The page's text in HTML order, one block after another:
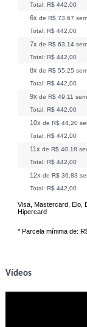
Total: R$ 442,00
6x de R$ 73,67
Total: R$ 442,00
7x de R$ 63,14
Total: R$ 442,00
8x de R$ 55,25
Total: R$ 442,00
9x de R$ 49,11
Total: R$ 442,00
10x de R$ 44,20
Total: R$ 442,00
11x de R$ 40,18
Total: R$ 442,00
12x de R$ 36,83
Total: R$ 442,00
Visa, Mastercard, Elo,
Hipercard
* Parcela mínima de:
Vídeos